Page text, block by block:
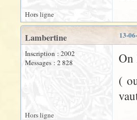
Hors ligne
13-
Lambertine
Inscription : 2002
Messages : 2 828
On
(
Hors ligne